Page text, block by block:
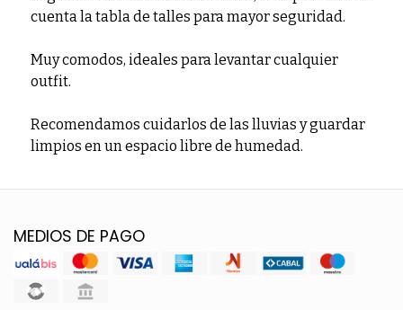
cuenta la tabla de talles para mayor seguridad.
Muy comodos, ideales para levantar cualquier
outfit.
Recomendamos cuidarlos de las lluvias y guardar
limpios en un espacio libre de humedad.
MEDIOS DE PAGO